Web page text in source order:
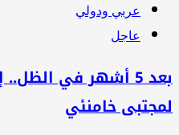
عربي ودولي
عاجل
بعد 5 أشهر في الظل..
خامنئي